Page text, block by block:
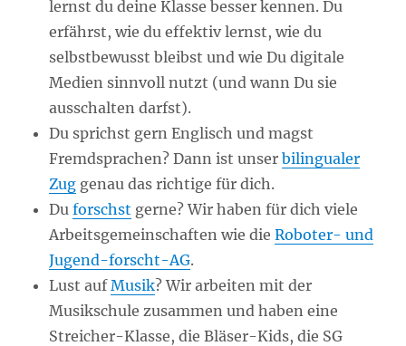
lernst du deine Klasse besser kennen. Du
erfährst, wie du effektiv lernst, wie du
selbstbewusst bleibst und wie Du digitale
Medien sinnvoll nutzt (und wann Du sie
ausschalten darfst).
Du sprichst gern Englisch und magst
Fremdsprachen? Dann ist unserbilingualer
Zug genau das richtige für dich.
Duforschst gerne? Wir haben für dich viele
Arbeitsgemeinschaften wie dieRoboter- und
Jugend-forscht-AG.
Lust aufMusik? Wir arbeiten mit der
Musikschule zusammen und haben eine
Streicher-Klasse, die Bläser-Kids, die SG